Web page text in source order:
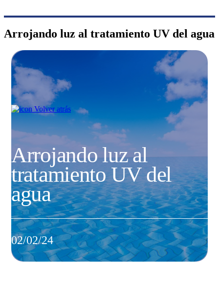
Arrojando luz al tratamiento UV del agua
Volver atrás
Arrojando luz al
tratamiento UV del
agua
02/02/24